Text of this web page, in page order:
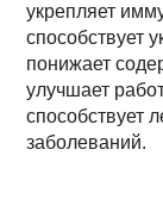
укрепляет
способствует
понижает
улучшает
способствует
заболеваний.